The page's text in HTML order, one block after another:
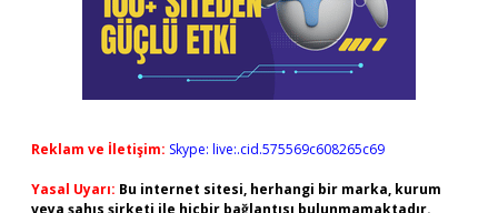
Reklam ve İletişim: Skype: live:.cid.575569c608265c69
Yasal Uyarı: Bu internet sitesi, herhangi bir marka, kurum
veya şahıs şirketi ile hiçbir bağlantısı bulunmamaktadır.